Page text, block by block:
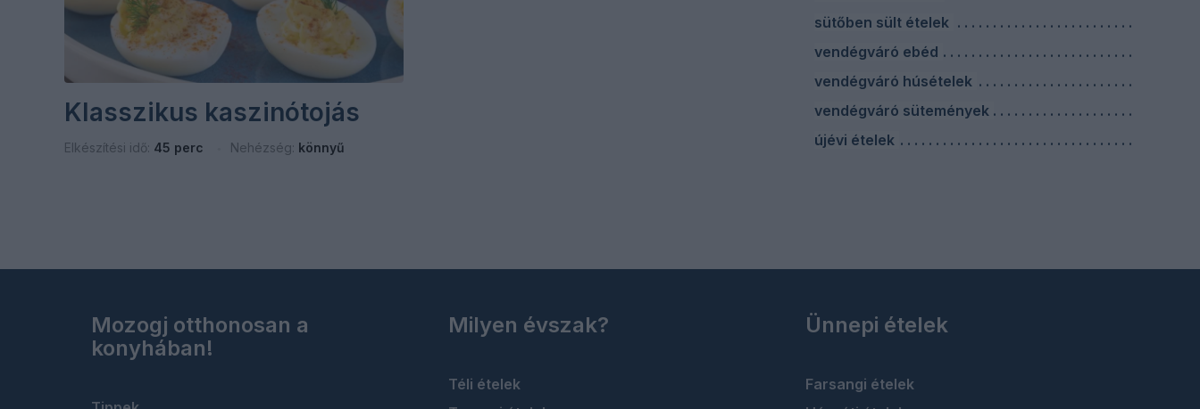
Klasszikus kaszinótojás
Elkészítési idő: 45 perc Nehézség: könnyű
sütőben sült ételek
vendégváró ebéd
vendégváró húsételek
vendégváró sütemények
újévi ételek
Mozogj otthonosan a
konyhában!
Milyen évszak?
Téli ételek
Ünnepi ételek
Farsangi ételek